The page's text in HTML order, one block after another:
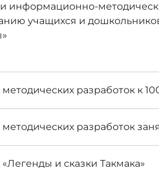
информационно-
учащихся и
разработок к
разработок
и сказки Такмака»